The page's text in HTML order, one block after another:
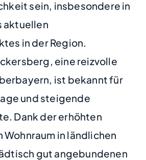
sein, insbesondere in
aktuellen
in der Region.
eine reizvolle
ist bekannt für
und steigende
Dank der erhöhten
Wohnraum in ländlichen
gut angebundenen